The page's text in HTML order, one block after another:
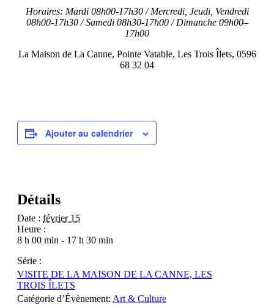
Horaires: Mardi 08h00-17h30 / Mercredi, Jeudi, Vendredi
08h00-17h30 / Samedi 08h30-17h00 / Dimanche 09h00–
17h00
La Maison de La Canne, Pointe Vatable, Les Trois Îlets, 0596
68 32 04
Ajouter au calendrier
Détails
Date : février 15
Heure :
8 h 00 min - 17 h 30 min
Série :
VISITE DE LA MAISON DE LA CANNE, LES
TROIS ÎLETS
Catégorie d’Évènement: Art & Culture